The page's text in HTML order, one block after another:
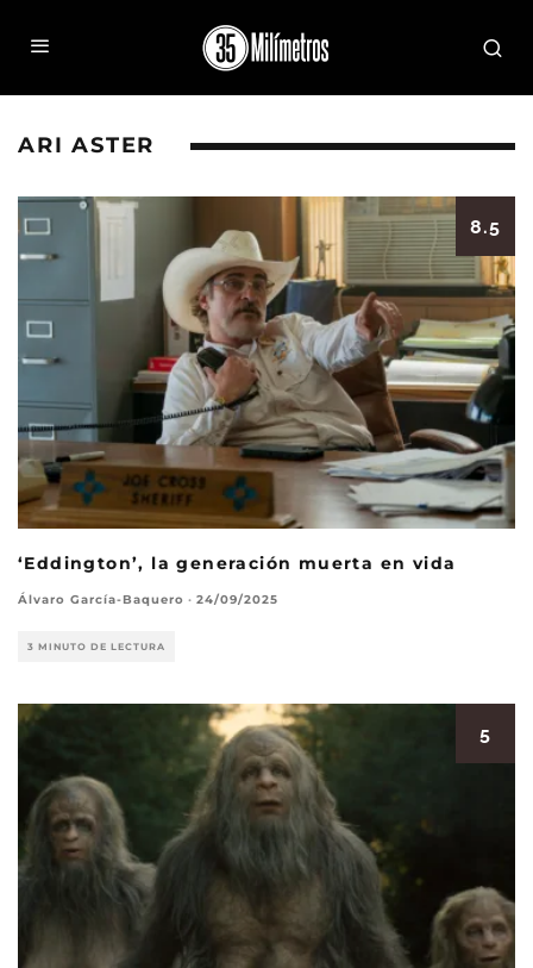
ARI ASTER
8.5
‘Eddington’, la generación muerta en vida
Álvaro García-Baquero · 24/09/2025
3 MINUTO DE LECTURA
5